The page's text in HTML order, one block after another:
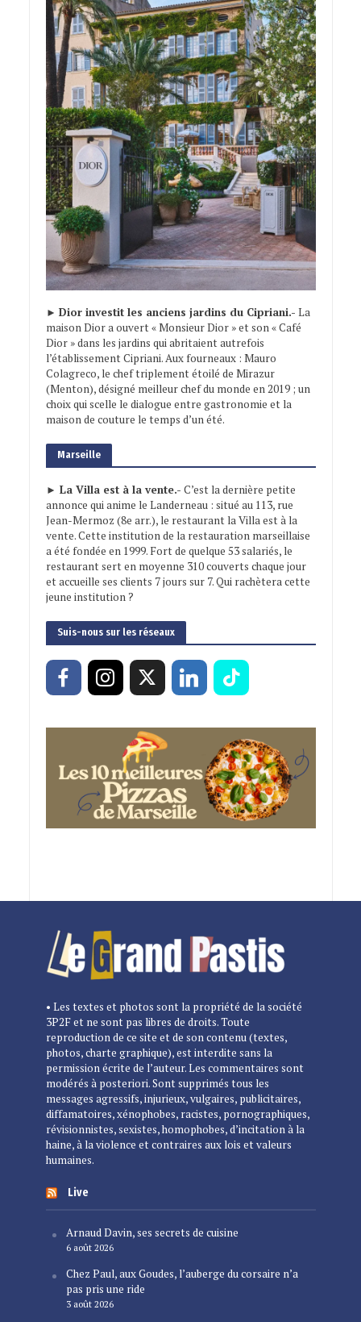
► Dior investit les anciens jardins du Cipriani.- La
maison Dior a ouvert « Monsieur Dior » et son « Café
Dior » dans les jardins qui abritaient autrefois
l’établissement Cipriani. Aux fourneaux : Mauro
Colagreco, le chef triplement étoilé de Mirazur
(Menton), désigné meilleur chef du monde en 2019 ; un
choix qui scelle le dialogue entre gastronomie et la
maison de couture le temps d’un été.
Marseille
► La Villa est à la vente.- C’est la dernière petite
annonce qui anime le Landerneau : situé au 113, rue
Jean-Mermoz (8e arr.), le restaurant la Villa est à la
vente. Cette institution de la restauration marseillaise
a été fondée en 1999. Fort de quelque 53 salariés, le
restaurant sert en moyenne 310 couverts chaque jour
et accueille ses clients 7 jours sur 7. Qui rachètera cette
jeune institution ?
Suis-nous sur les réseaux
• Les textes et photos sont la propriété de la société
3P2F et ne sont pas libres de droits. Toute
reproduction de ce site et de son contenu (textes,
photos, charte graphique), est interdite sans la
permission écrite de l’auteur. Les commentaires sont
modérés à posteriori. Sont supprimés tous les
messages agressifs, injurieux, vulgaires, publicitaires,
diffamatoires, xénophobes, racistes, pornographiques,
révisionnistes, sexistes, homophobes, d’incitation à la
haine, à la violence et contraires aux lois et valeurs
humaines.
Live
Arnaud Davin, ses secrets de cuisine
6 août 2026
Chez Paul, aux Goudes, l’auberge du corsaire n’a
pas pris une ride
3 août 2026